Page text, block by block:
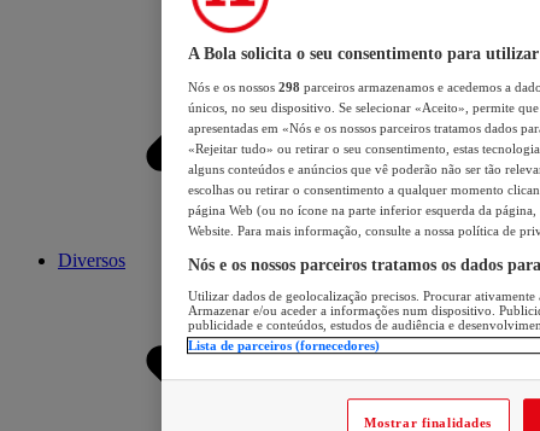
Diversos
A Bola solicita o seu consentimento para utilizar
Nós e os nossos 298 parceiros armazenamos e acedemos a
únicos, no seu dispositivo. Se selecionar «Aceito», permite
apresentadas em «Nós e os nossos parceiros tratamos dados
«Rejeitar tudo» ou retirar o seu consentimento, estas
alguns conteúdos e anúncios que vê poderão não ser tão
escolhas ou retirar o consentimento a qualquer momento
página Web (ou no ícone na parte inferior esquerda da página,
Website. Para mais informação, consulte a nossa política de
Nós e os nossos parceiros tratamos os dados
Utilizar dados de geolocalização precisos. Procurar
Armazenar e/ou aceder a informações num dispositivo.
publicidade e conteúdos, estudos de audiência e
Lista de parceiros (fornecedores)
Mostrar finalidades